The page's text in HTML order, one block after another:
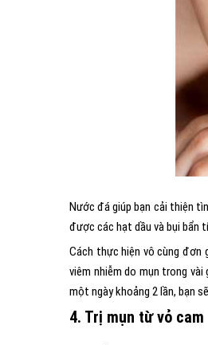
Nước đá giúp bạn cải thiện
được các hạt dầu và bụi bẩn
Cách thực hiện vô cùng đơn
viêm nhiễm do mụn trong
một ngày khoảng 2 lần, bạn
4. Trị mụn từ vỏ cam